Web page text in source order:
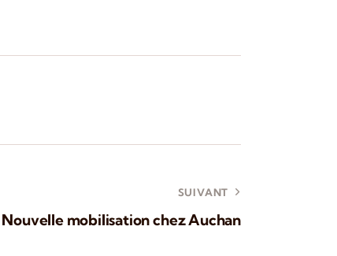
SUIVANT
Nouvelle mobilisation chez Auchan